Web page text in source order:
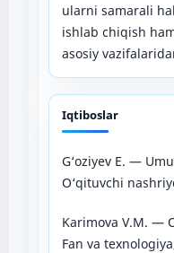
ularni samarali
ishlab chiqish
asosiy
Iqtiboslar
G‘oziyev E. —
O‘qituvchi
Karimova V.M. —
Fan va